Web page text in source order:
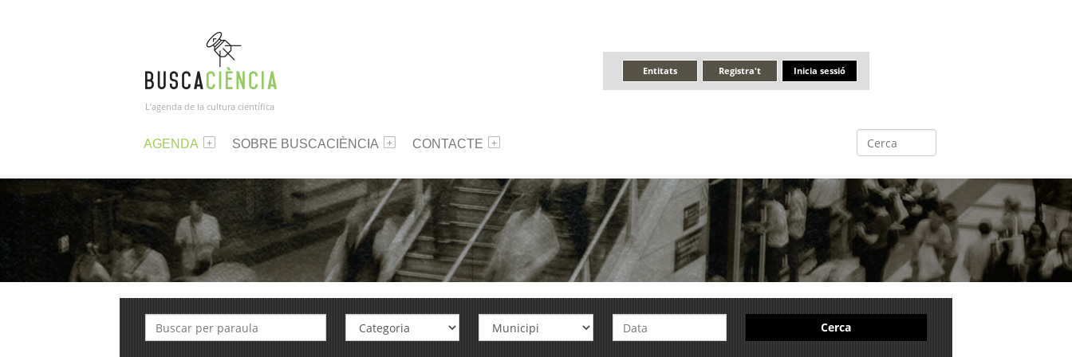
L’agenda de la cultura científica
Inicia sessió
Registra't
Entitats
AGENDA SOBRE BUSCACIÈNCIA CONTACTE
Cerca